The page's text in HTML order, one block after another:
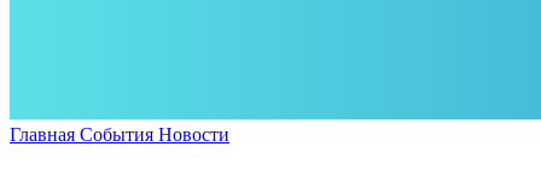
Главная События Новости